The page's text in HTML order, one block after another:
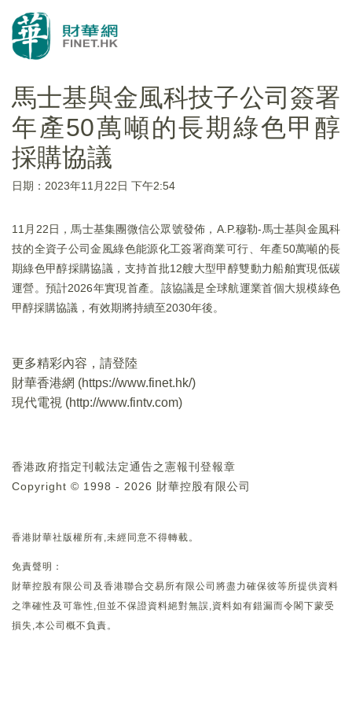
馬士基與金風科技子公司簽署
年產50萬噸的長期綠色甲醇
採購協議
日期：2023年11月22日 下午2:54
11月22日，馬士基集團微信公眾號發佈，A.P.穆勒-馬士基與金風科
技的全資子公司金風綠色能源化工簽署商業可行、年產50萬噸的長
期綠色甲醇採購協議，支持首批12艘大型甲醇雙動力船舶實現低碳
運營。預計2026年實現首產。該協議是全球航運業首個大規模綠色
甲醇採購協議，有效期將持續至2030年後。
更多精彩內容，請登陸
財華香港網 (https://www.finet.hk/)
現代電視 (http://www.fintv.com)
香港政府指定刊載法定通告之憲報刊登報章
Copyright © 1998 - 2026 財華控股有限公司
香港財華社版權所有,未經同意不得轉載。
免責聲明：
財華控股有限公司及香港聯合交易所有限公司將盡力確保彼等所提供資料
之準確性及可靠性,但並不保證資料絕對無誤,資料如有錯漏而令閣下蒙受
損失,本公司概不負責。